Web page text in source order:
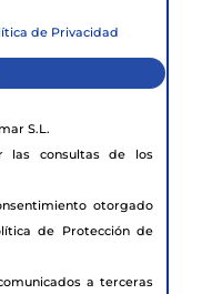
de Privacidad
S.L.
las consultas de los
otorgado
de Protección de
a terceras